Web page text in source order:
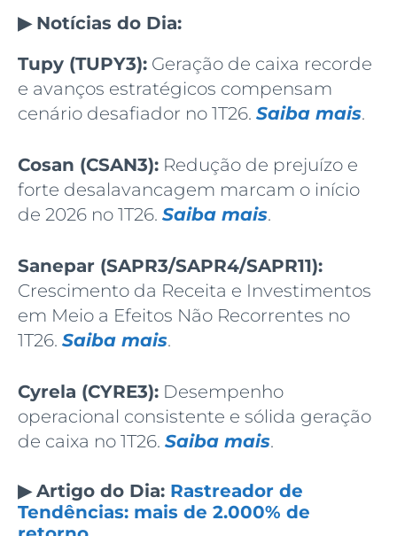
▶ Notícias do Dia:
Tupy (TUPY3): Geração de caixa recorde
e avanços estratégicos compensam
cenário desafiador no 1T26. Saiba mais.
Cosan (CSAN3): Redução de prejuízo e
forte desalavancagem marcam o início
de 2026 no 1T26. Saiba mais.
Sanepar (SAPR3/SAPR4/SAPR11):
Crescimento da Receita e Investimentos
em Meio a Efeitos Não Recorrentes no
1T26. Saiba mais.
Cyrela (CYRE3): Desempenho
operacional consistente e sólida geração
de caixa no 1T26. Saiba mais.
▶ Artigo do Dia: Rastreador de
Tendências: mais de 2.000% de